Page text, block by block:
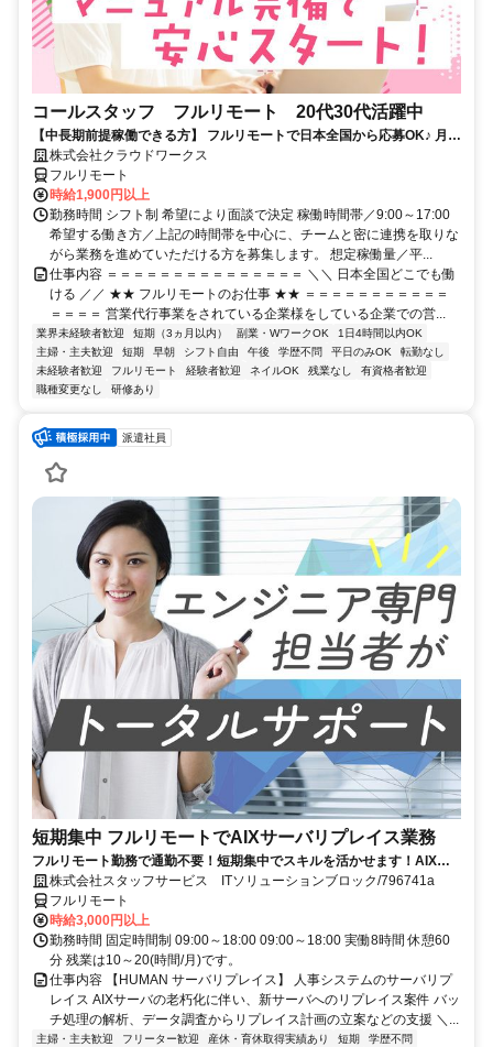
コールスタッフ フルリモート 20代30代活躍中
【中長期前提稼働できる方】 フルリモートで日本全国から応募OK♪ 月稼
働80時間で安定収入！
株式会社クラウドワークス
フルリモート
時給1,900円以上
勤務時間 シフト制 希望により面談で決定 稼働時間帯／9:00～17:00
希望する働き方／上記の時間帯を中心に、チームと密に連携を取りな
がら業務を進めていただける方を募集します。 想定稼働量／平...
仕事内容 ＝＝＝＝＝＝＝＝＝＝＝＝＝＝＝ ＼＼ 日本全国どこでも働
ける ／／ ★★ フルリモートのお仕事 ★★ ＝＝＝＝＝＝＝＝＝＝＝
＝＝＝＝ 営業代行事業をされている企業様をしている企業での営...
業界未経験者歓迎 短期（3ヵ月以内） 副業・WワークOK
1日4時間以内OK
主婦・主夫歓迎
短期 早朝 シフト自由 午後 学歴不問 平日のみOK
転勤なし
未経験者歓迎
フルリモート 経験者歓迎 ネイルOK 残業なし
有資格者歓迎
職種変更なし
研修あり
派遣社員
短期集中 フルリモートでAIXサーバリプレイス業務
フルリモート勤務で通勤不要！短期集中でスキルを活かせます！AIXの
経験を積むチャンス！
株式会社スタッフサービス ITソリューションブロック/796741a
フルリモート
時給3,000円以上
勤務時間 固定時間制 09:00～18:00 09:00～18:00 実働8時間 休憩60
分 残業は10～20(時間/月)です。
仕事内容 【HUMAN サーバリプレイス】 人事システムのサーバリプ
レイス AIXサーバの老朽化に伴い、新サーバへのリプレイス案件 バッ
チ処理の解析、データ調査からリプレイス計画の立案などの支援 ＼...
主婦・主夫歓迎 フリーター歓迎 産休・育休取得実績あり 短期 学歴不問